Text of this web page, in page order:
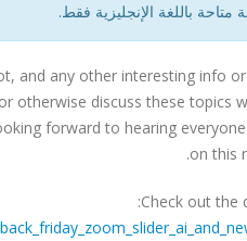
متاحة باللغة الإنجليزية فقط.
and any other interesting info
otherwise discuss these topics
forward to hearing
on this
Check out the